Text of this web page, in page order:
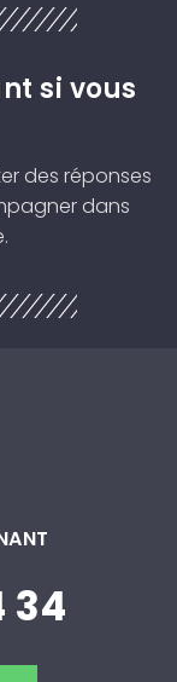
si vous
des réponses
dans
34